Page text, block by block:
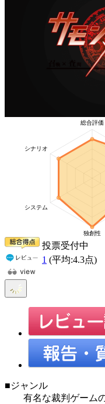
投票受付中
1 (平均:4.3点)
■ジャンル
有名な裁判ゲームの